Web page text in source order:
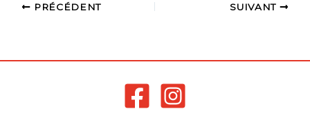
PRÉCÉDENT SUIVANT